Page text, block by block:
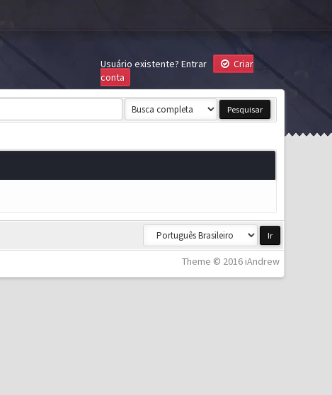
Usuário existente? Entrar
Criar
conta
Theme © 2016 iAndrew